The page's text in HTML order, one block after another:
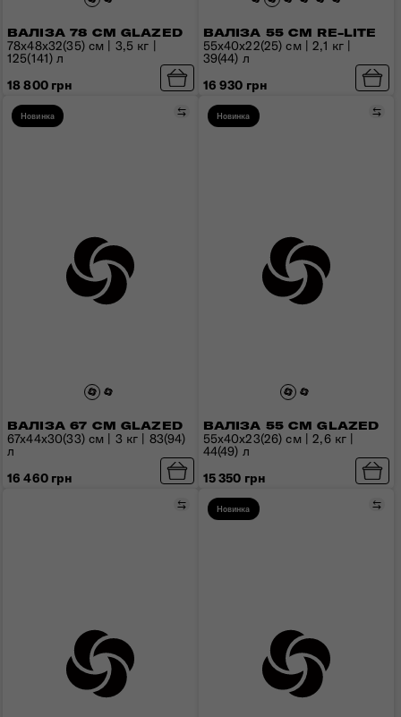
ВАЛІЗА 78 СМ GLAZED
78x48x32(35) см | 3,5 кг |
125(141) л
18 800 грн
ВАЛІЗА 55 СМ RE-LITE
55x40x22(25) см | 2,1 кг |
39(44) л
16 930 грн
Новинка
ВАЛІЗА 67 СМ GLAZED
Порівняти
67x44x30(33) см | 3 кг | 83(94)
л
16 460 грн
Новинка
ВАЛІЗА 55 СМ GLAZED
55x40x23(26) см | 2,6 кг |
44(49) л
15 350 грн
Порівняти
Новинка